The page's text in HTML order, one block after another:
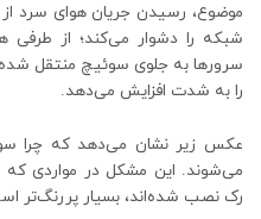
موضوع، رسیدن جریان هوای سرد
شبکه را دشوار می‌کند؛ از
سرورها به جلوی سوئیچ منتقل
را به شدت افزایش می‌دهد.
عکس زیر نشان می‌دهد که چرا
رک نصب شده‌اند، بسیار پررنگ‌تر